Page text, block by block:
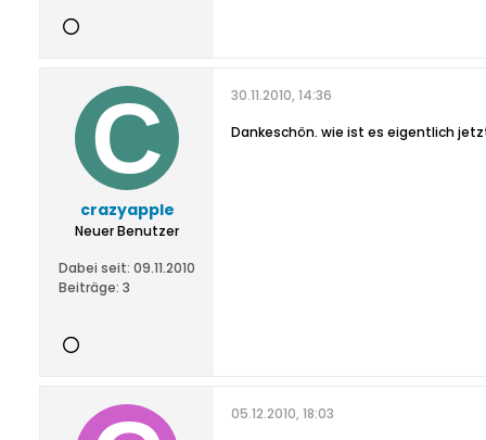
crazyapple
Neuer Benutzer
Dabei seit: 09.11.2010
Beiträge: 3
30.11.2010, 14:36
Dankeschön. wie ist es eigentlich
05.12.2010, 18:03